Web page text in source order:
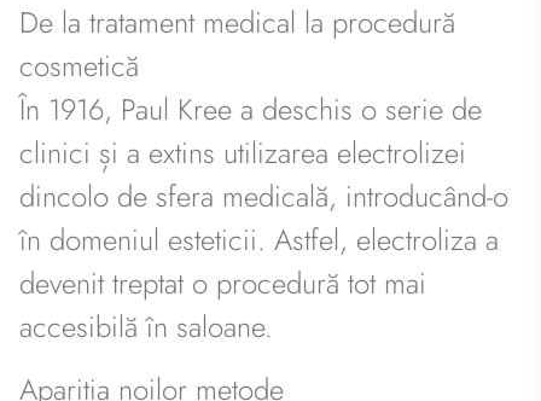
De la tratament medical la procedură
cosmetică
În 1916, Paul Kree a deschis o serie de
clinici și a extins utilizarea electrolizei
dincolo de sfera medicală, introducând-o
în domeniul esteticii. Astfel, electroliza a
devenit treptat o procedură tot mai
accesibilă în saloane.
Apariția noilor metode